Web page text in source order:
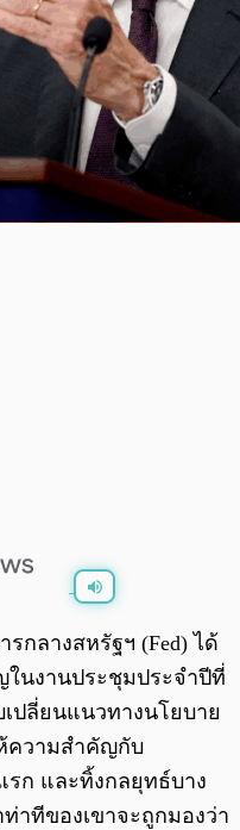
0:00
กลางสหรัฐฯ (Fed) ได้
ในงานประชุมประจำปีที่
ปลี่ยนแนวทางนโยบาย
ความสำคัญกับ
รก และทิ้งกลยุทธ์บาง
าทีของเขาจะถูกมองว่า